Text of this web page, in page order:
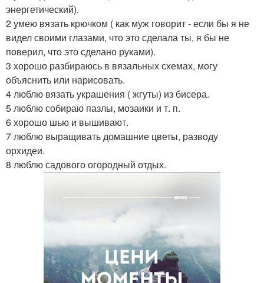
энергетический).
2 умею вязать крючком ( как муж говорит - если бы я не
видел своими глазами, что это сделала ты, я бы не
поверил, что это сделано руками).
3 хорошо разбираюсь в вязальных схемах, могу
объяснить или нарисовать.
4 люблю вязать украшения ( жгуты) из бисера.
5 люблю собираю пазлы, мозаики и т. п.
6 хорошо шью и вышивают.
7 люблю выращивать домашние цветы, разводу
орхидеи.
8 люблю садового огородный отдых.